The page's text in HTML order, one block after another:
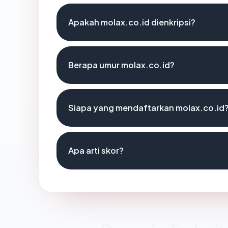
Apakah molax.co.id dienkripsi?
Berapa umur molax.co.id?
Siapa yang mendaftarkan
Apa arti skor?